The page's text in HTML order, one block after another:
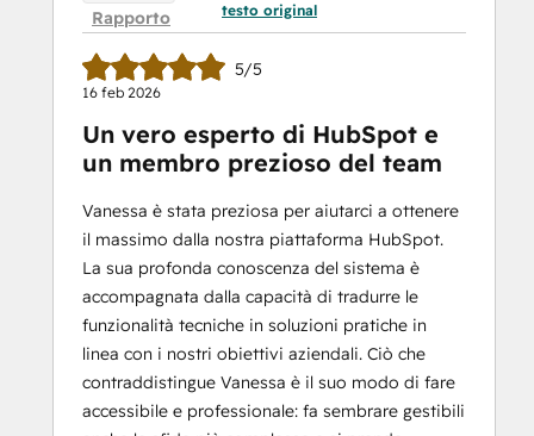
Rapporto
testo original
5/5
16 feb 2026
Un vero esperto di HubSpot e
un membro prezioso del team
Vanessa è stata preziosa per aiutarci a ottenere
il massimo dalla nostra piattaforma HubSpot.
La sua profonda conoscenza del sistema è
accompagnata dalla capacità di tradurre le
funzionalità tecniche in soluzioni pratiche in
linea con i nostri obiettivi aziendali. Ciò che
contraddistingue Vanessa è il suo modo di fare
accessibile e professionale: fa sembrare gestibili